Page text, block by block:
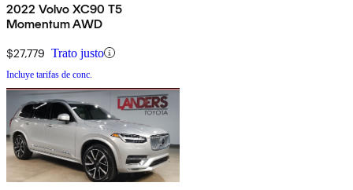
2022 Volvo XC90 T5
Momentum AWD
$27,779 Trato justo
Incluye tarifas de conc.